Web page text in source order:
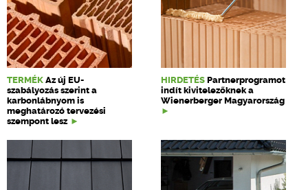
TERMÉK Az új EU-
szabályozás szerint a
karbonlábnyom is
meghatározó tervezési
szempont lesz
HIRDETÉS Partnerprogramot
indít kivitelezőknek a
Wienerberger Magyarország